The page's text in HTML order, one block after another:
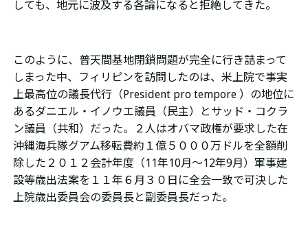
しても、地元に波及する各論になると拒絶してきた。
このように、普天間基地閉鎖問題が完全に行き詰まって
しまった中、フィリピンを訪問したのは、米上院で事実
上最高位の議長代行（President pro tempore ）の地位に
あるダニエル・イノウエ議員（民主）とサッド・コクラ
ン議員（共和）だった。２人はオバマ政権が要求した在
沖縄海兵隊グアム移転費約１億５０００万ドルを全額削
除した２０１２会計年度（11年10月～12年9月）軍事建
設等歳出法案を１１年６月３０日に全会一致で可決した
上院歳出委員会の委員長と副委員長だった。